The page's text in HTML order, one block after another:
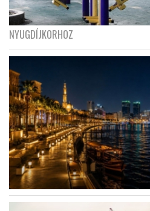
NYUGDÍJKORHOZ